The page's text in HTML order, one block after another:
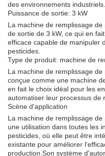
des environnements industriels.
Puissance de sortie: 3 kW
La machine de remplissage
de sortie de 3 kW, ce qui en
efficace capable de manipuler
pesticides.
Type de produit: machine de
La machine de remplissage
conçue comme une machine
en fait le choix idéal pour les
automatiser leur processus de
Scène d'application
La machine de remplissage
une utilisation dans toutes les
pesticides, où elle peut être
existante pour améliorer
production.Son système